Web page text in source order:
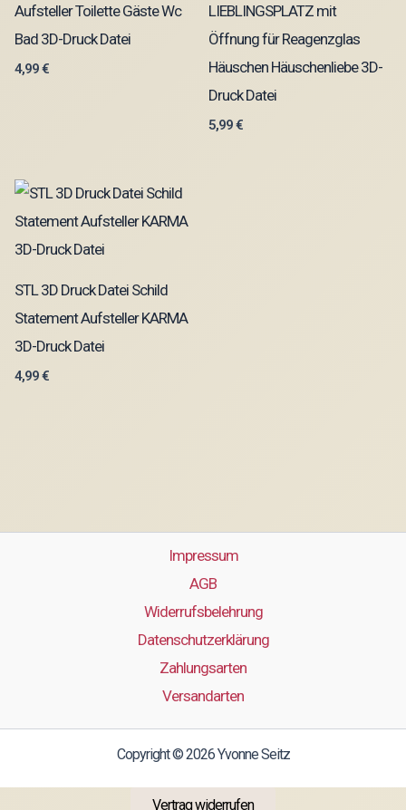
Aufsteller Toilette Gäste Wc
Bad 3D-Druck Datei
4,99€
LIEBLINGSPLATZ mit
Öffnung für Reagenzglas
Häuschen Häuschenliebe 3D-
Druck Datei
5,99€
STL 3D Druck Datei Schild
Statement Aufsteller KARMA
3D-Druck Datei
4,99€
Impressum
AGB
Widerrufsbelehrung
Datenschutzerklärung
Zahlungsarten
Versandarten
Copyright © 2026 Yvonne Seitz
Vertrag widerrufen